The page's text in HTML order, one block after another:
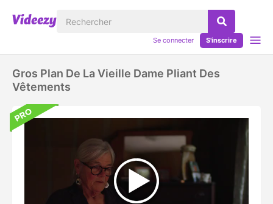
Se connecter S'inscrire
Gros Plan De La Vieille Dame Pliant Des
Vêtements